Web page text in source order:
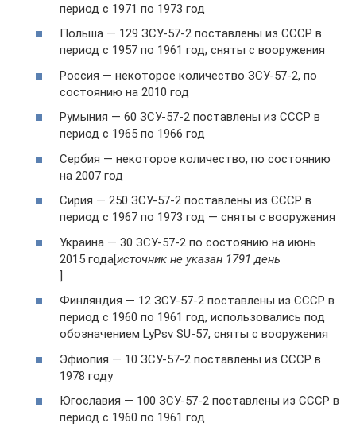
период с 1971 по 1973 год
Польша — 129 ЗСУ-57-2 поставлены из СССР в
период с 1957 по 1961 год, сняты с вооружения
Россия — некоторое количество ЗСУ-57-2, по
состоянию на 2010 год
Румыния — 60 ЗСУ-57-2 поставлены из СССР в
период с 1965 по 1966 год
Сербия — некоторое количество, по состоянию
на 2007 год
Сирия — 250 ЗСУ-57-2 поставлены из СССР в
период с 1967 по 1973 год — сняты с вооружения
Украина — 30 ЗСУ-57-2 по состоянию на июнь
2015 года[источник не указан 1791 день
]
Финляндия — 12 ЗСУ-57-2 поставлены из СССР в
период с 1960 по 1961 год, использовались под
обозначением LyPsv SU-57, сняты с вооружения
Эфиопия — 10 ЗСУ-57-2 поставлены из СССР в
1978 году
Югославия — 100 ЗСУ-57-2 поставлены из СССР в
период с 1960 по 1961 год